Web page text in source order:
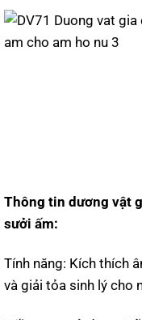
Thông tin dương vật
sưởi ấm:
Tính năng: Kích thích
và giải tỏa sinh lý cho